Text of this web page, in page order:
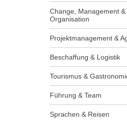
Change, Management &
Organisation
Projektmanagement &
Beschaffung & Logistik
Tourismus &
Führung & Team
Sprachen & Reisen